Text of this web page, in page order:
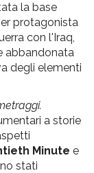
la base
protagonista
con l'Iraq,
abbandonata
degli elementi
a storie
Minute e
stati